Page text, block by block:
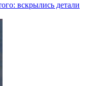
вскрылись детали